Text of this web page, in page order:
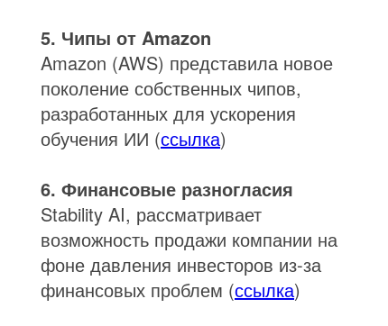
5. Чипы от Amazon
Amazon (AWS) представила новое
поколение собственных чипов,
разработанных для ускорения
обучения ИИ (ссылка)
6. Финансовые разногласия
Stability AI, рассматривает
возможность продажи компании на
фоне давления инвесторов из-за
финансовых проблем (ссылка)